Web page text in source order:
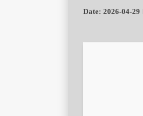
2026-04-29